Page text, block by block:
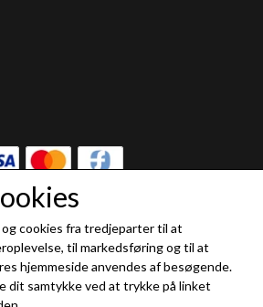
via e-mail
Tilmeld
cookies fra tredjeparter til at
til markedsføring og til at
hjemmeside anvendes af besøgende.
dit samtykke ved at trykke på linket